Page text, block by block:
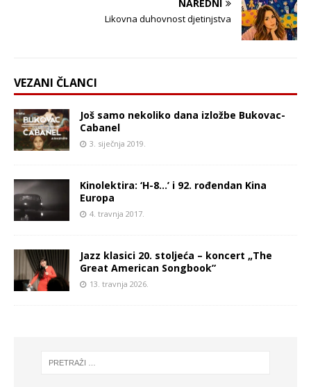
NAREDNI
Likovna duhovnost djetinjstva
VEZANI ČLANCI
Još samo nekoliko dana izložbe Bukovac-
Cabanel
3. siječnja 2019.
Kinolektira: ‘H-8…’ i 92. rođendan Kina
Europa
4. travnja 2017.
Jazz klasici 20. stoljeća – koncert „The
Great American Songbook”
13. travnja 2026.